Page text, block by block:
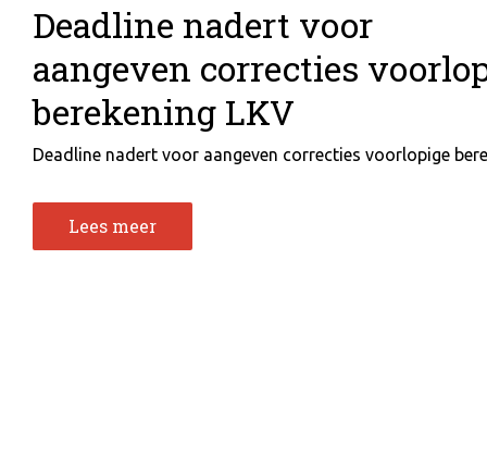
Deadline nadert voor
aangeven correcties
berekening LKV
Deadline nadert voor aangeven correcties voorlopige
Lees meer